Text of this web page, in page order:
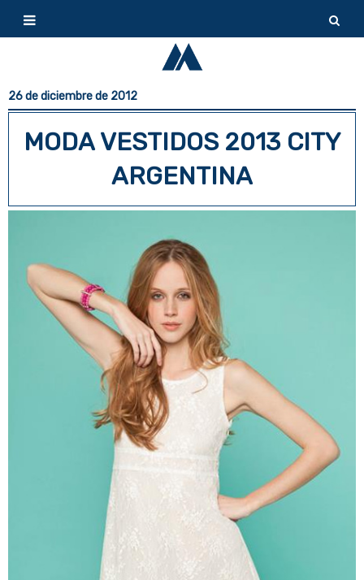
26 de diciembre de 2012
MODA VESTIDOS 2013 CITY
ARGENTINA